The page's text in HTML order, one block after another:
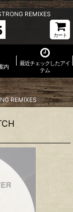
REMIXES
カート
内
最近チェックしたアイ
テム
REMIXES